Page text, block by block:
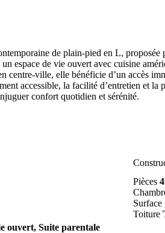
de plain-pied en L,
espace de vie ouvert avec cuisine
centre-ville, elle bénéficie d’un accès
accessible, la facilité d’entretien et
confort quotidien et sérénité.
Pièces 4
Surface
Toiture
ouvert, Suite parentale